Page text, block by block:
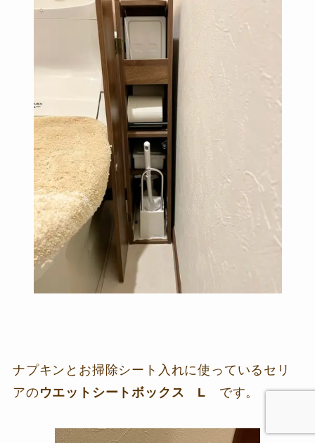
ナプキンとお掃除シート入れに使っているセリ
アのウエットシートボックス L です。